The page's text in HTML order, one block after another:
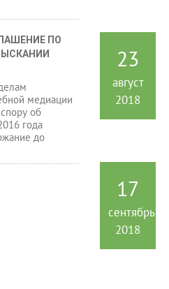
ПО
медиации
об
года
до
23
август
2018
17
сентябрь
2018